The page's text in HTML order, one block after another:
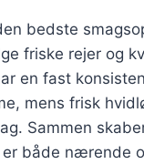
bedste
friske rejer og
en fast
mens frisk
Sammen
både nærende